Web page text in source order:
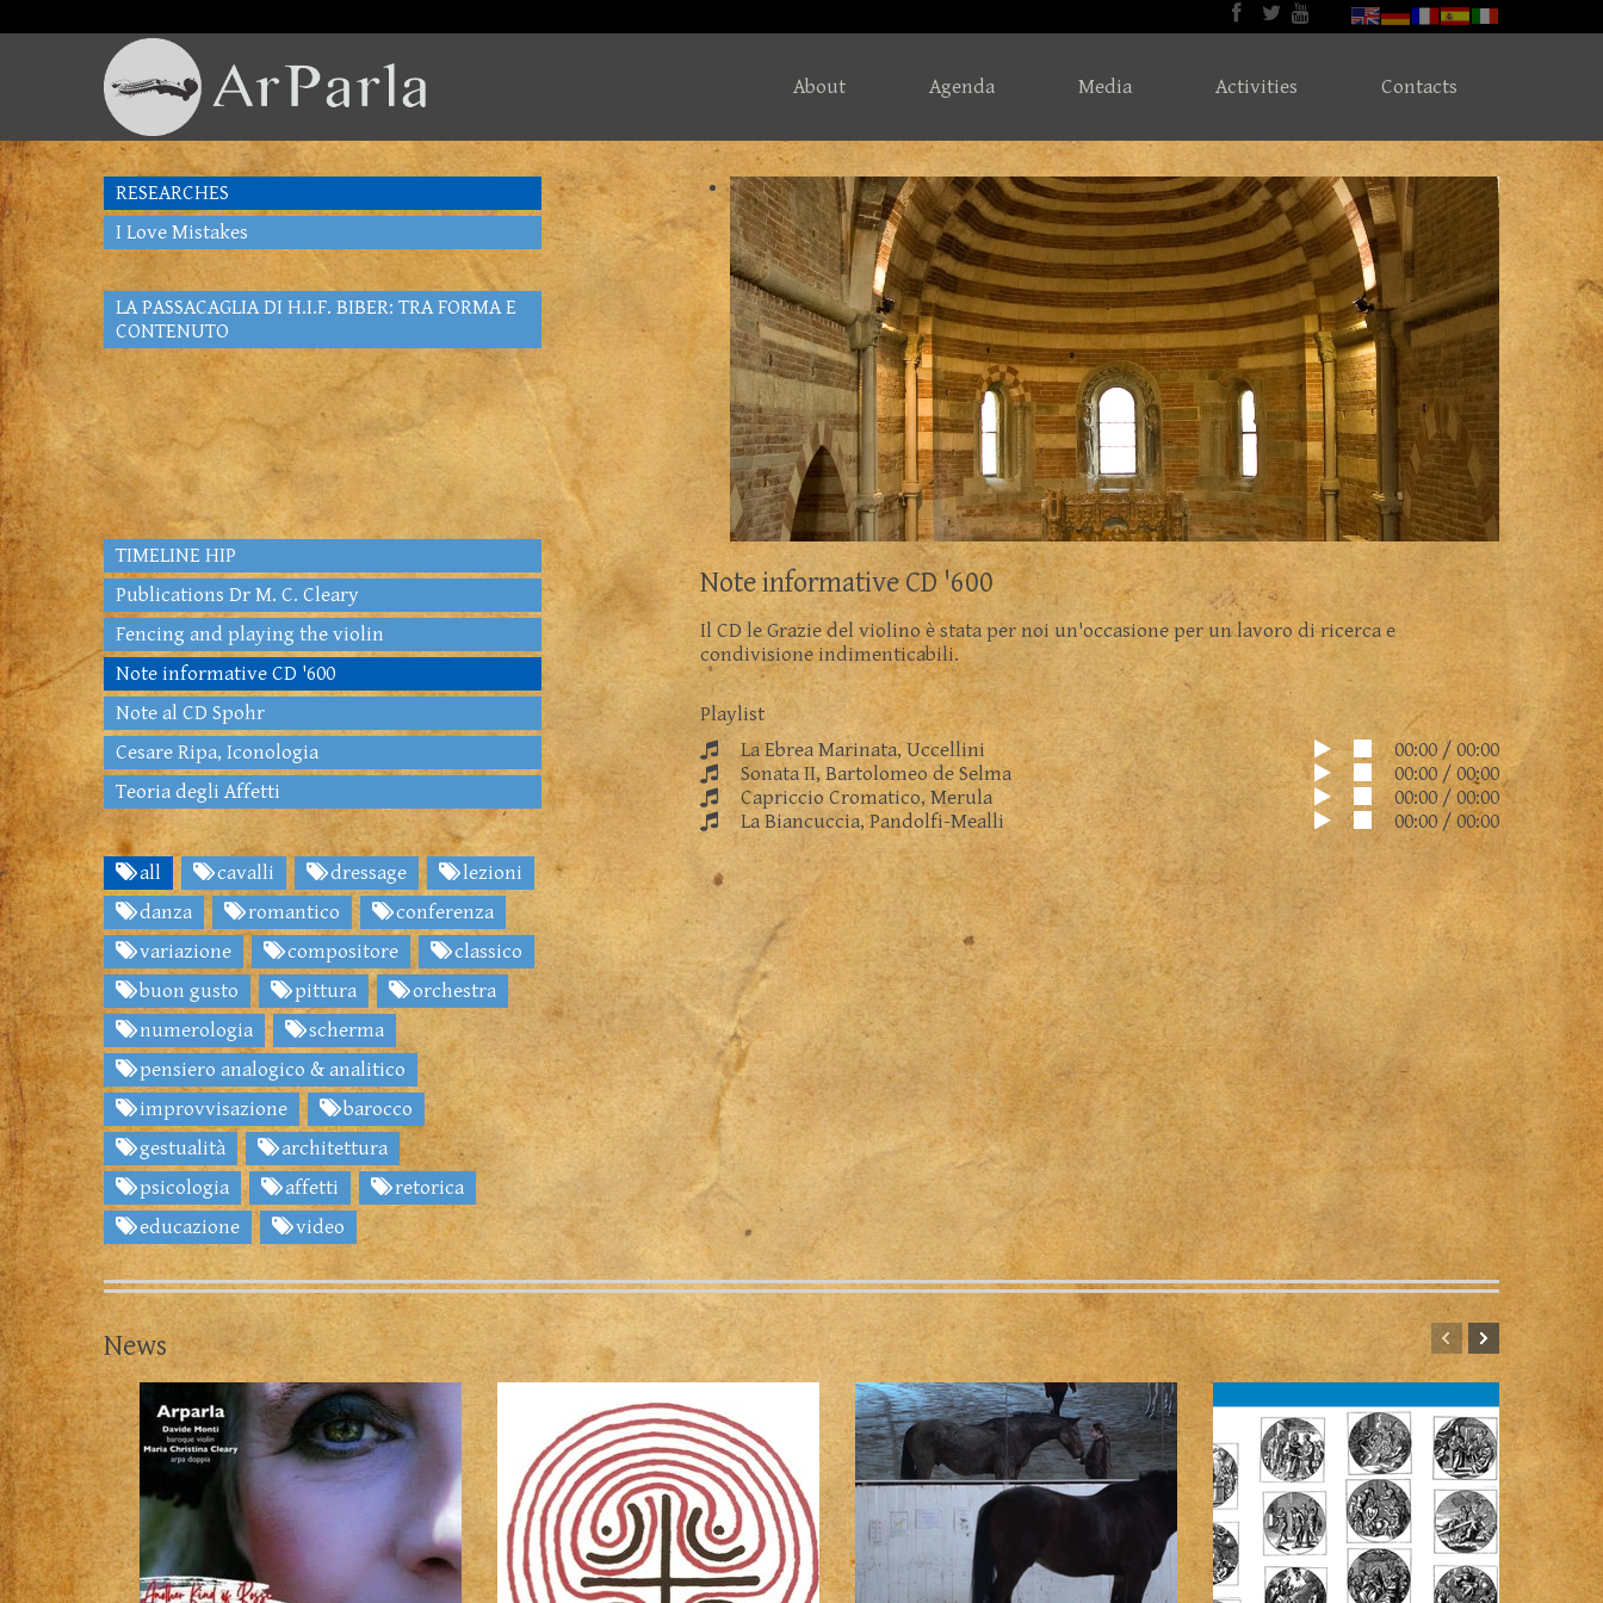
About Agenda Media Activities Contacts
Note informative CD '600
Il CD le Grazie del violino è stata per noi un'occasione per un lavoro di ricerca e
condivisione indimenticabili.
Playlist
La Ebrea Marinata, Uccellini
00:00 /00:00
Sonata II, Bartolomeo de Selma
00:00 /00:00
Capriccio Cromatico, Merula
00:00 / 00:00
La Biancuccia, Pandolfi-Mealli
00:00 / 00:00
RESEARCHES
I Love Mistakes
LA PASSACAGLIA DI H.I.F. BIBER: TRA FORMA E
CONTENUTO
TIMELINE HIP
Publications Dr M. C. Cleary
Fencing and playing the violin
Note informative CD '600
Note al CD Spohr
Cesare Ripa, Iconologia
Teoria degli Affetti
all cavalli dressage
lezioni
danza
romantico
conferenza
variazione
compositore
classico
buon gusto
pittura
orchestra
numerologia
scherma
pensiero analogico & analitico
improvvisazione
barocco
gestualità
architettura
psicologia
affetti
retorica
educazione
video
News